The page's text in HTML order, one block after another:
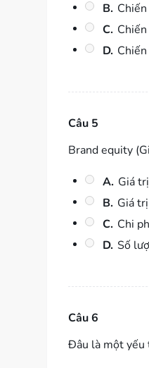
B.
C.
D.
Câu 5
Brand equity
A. Giá
B. Giá
C. Chi
D. Số
Câu 6
Đâu là một yếu